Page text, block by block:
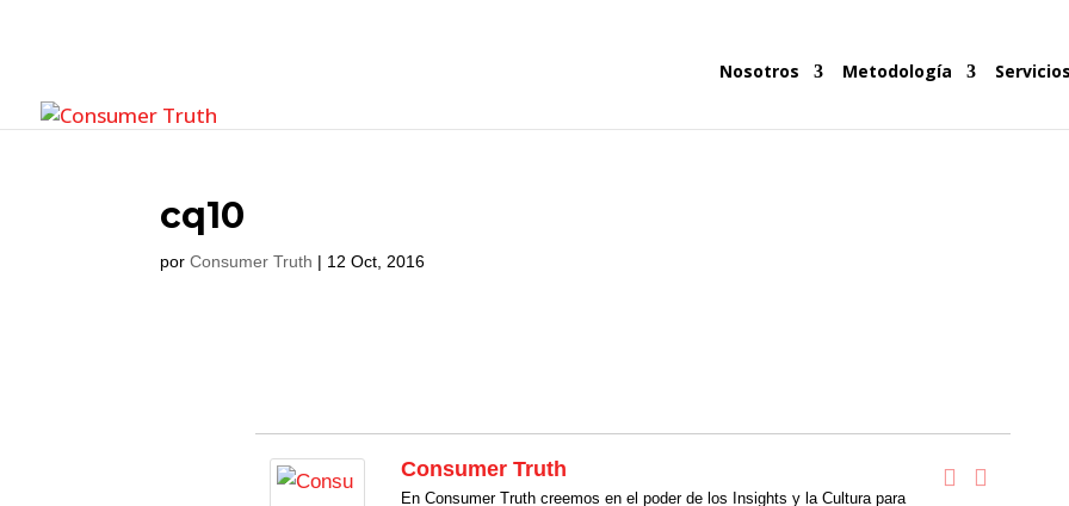
Nosotros Metodología
cq10
porConsumer Truth | 12 Oct, 2016
Consumer Truth
En Consumer Truth creemos en el poder de los Insights y la Cultura para